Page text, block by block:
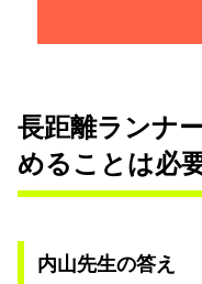
長距離ランナ
めることは必
内山先生の答え